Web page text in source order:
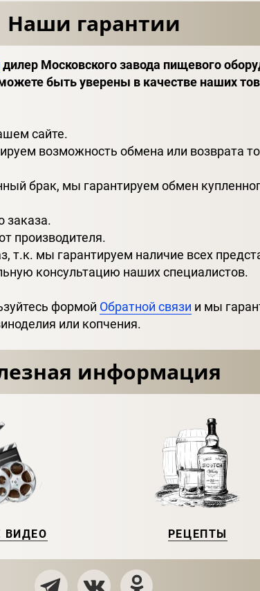
Наши гарантии
дилер Московского завода пищевого
быть уверены в качестве наших
сайте.
возможность обмена или возврата
брак, мы гарантируем обмен
заказа.
производителя.
т.к. мы гарантируем наличие всех
консультацию наших специалистов.
формой Обратной связи и мы
или копчения.
информация
ВИДЕО РЕЦЕПТЫ